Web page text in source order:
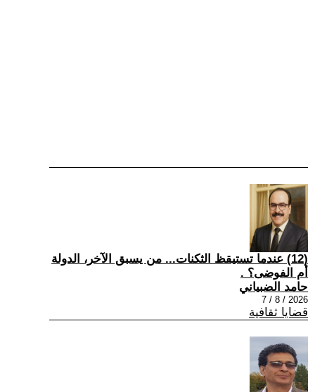
(12) عندما تستيقظ الثكنات... من يسبق الآخر، الدولة
أم الفوضى؟ .
حامد الضبياني
2026 / 8 / 7
قضايا ثقافية